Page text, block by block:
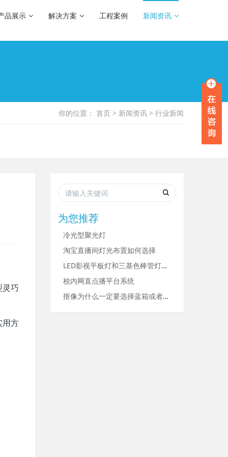
品展示 解决方案 工程案例 新闻资讯
你的位置： 首页 > 新闻资讯 > 行业新闻
巧
方
为您推荐
冷光型聚光灯
淘宝直播间灯光布置如何选择
LED影视平板灯和三基色棒管灯区别在哪里
校内网直点播平台系统
抠像为什么一定要选择蓝箱或者绿箱